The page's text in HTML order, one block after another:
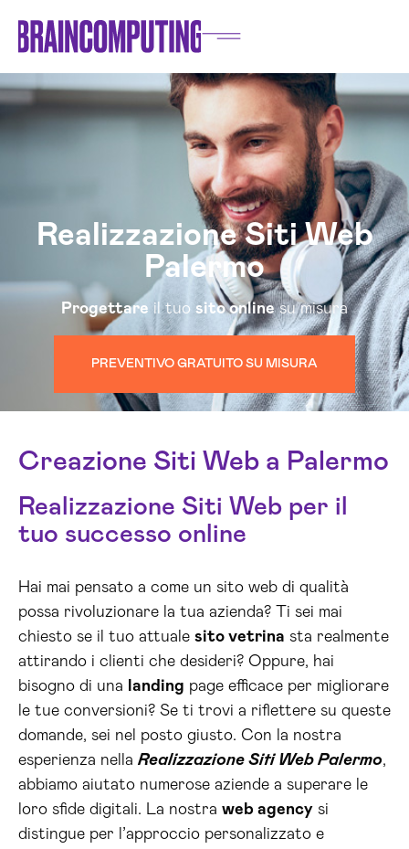
Realizzazione Siti Web
Palermo
Progettare il tuo sito onlinesu misura
PREVENTIVO GRATUITO SU MISURA
Creazione Siti Web a Palermo
Realizzazione Siti Web per il
tuo successo online
Hai mai pensato a come un sito web di qualità
possa rivoluzionare la tua azienda? Ti sei mai
chiesto se il tuo attuale sito vetrina sta realmente
attirando i clienti che desideri? Oppure, hai
bisogno di una
landing page efficace per migliorare
le tue conversioni? Se ti trovi a riflettere su queste
domande, sei nel posto giusto. Con la nostra
esperienza nella Realizzazione Siti Web Palermo,
abbiamo aiutato numerose aziende a superare le
loro sfide digitali. La nostra web agency si
distingue per l’approccio personalizzato e